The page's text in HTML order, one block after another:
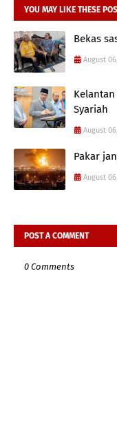
YOU MAY LIKE THESE
Bekas
August
Syariah
August
Pakar
August
POST A COMMENT
0 Comments